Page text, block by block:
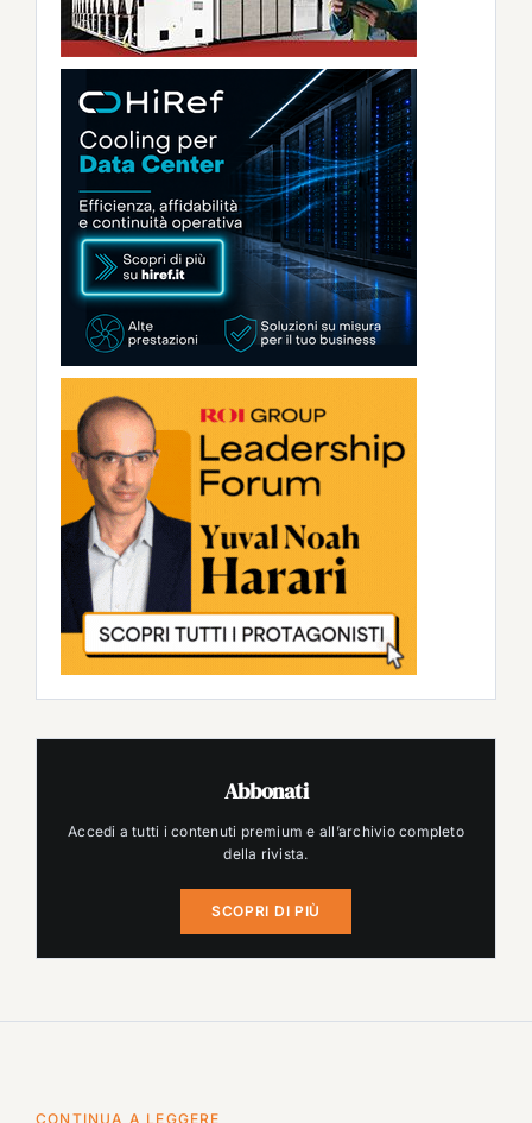
Abbonati
Accedi a tutti i contenuti premium e all’archivio completo
della rivista.
SCOPRI DI PIÙ
CONTINUA A LEGGERE